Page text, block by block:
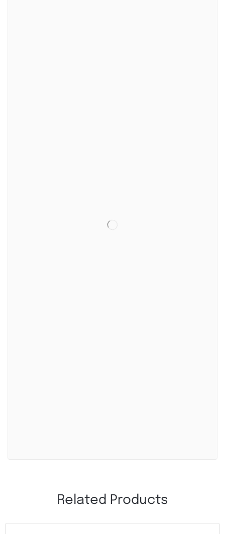
Related Products